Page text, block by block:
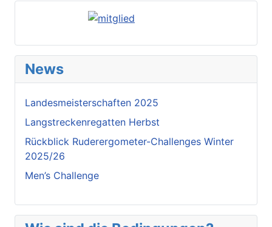
News
Landesmeisterschaften 2025
Langstreckenregatten Herbst
Rückblick Ruderergometer-Challenges Winter
2025/26
Men’s Challenge